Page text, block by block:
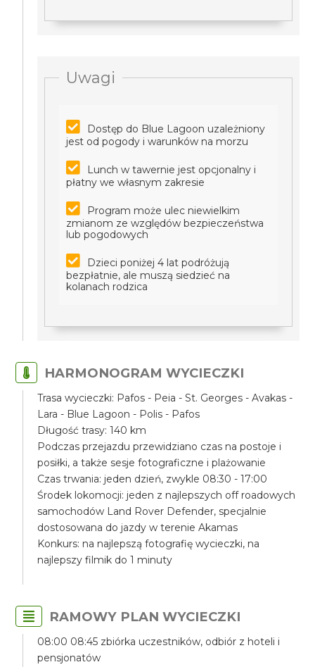
Uwagi
Dostęp do Blue Lagoon uzależniony
jest od pogody i warunków na morzu
Lunch w tawernie jest opcjonalny i
płatny we własnym zakresie
Program może ulec niewielkim
zmianom ze względów bezpieczeństwa
lub pogodowych
Dzieci poniżej 4 lat podróżują
bezpłatnie, ale muszą siedzieć na
kolanach rodzica
HARMONOGRAM WYCIECZKI
Trasa wycieczki: Pafos - Peia - St. Georges - Avakas -
Lara - Blue Lagoon - Polis - Pafos
Długość trasy: 140 km
Podczas przejazdu przewidziano czas na postoje i
posiłki, a także sesje fotograficzne i plażowanie
Czas trwania: jeden dzień, zwykle 08:30 - 17:00
Środek lokomocji: jeden z najlepszych off roadowych
samochodów Land Rover Defender, specjalnie
dostosowana do jazdy w terenie Akamas
Konkurs: na najlepszą fotografię wycieczki, na
najlepszy filmik do 1 minuty
RAMOWY PLAN WYCIECZKI
08:00 08:45 zbiórka uczestników, odbiór z hoteli i
pensjonatów